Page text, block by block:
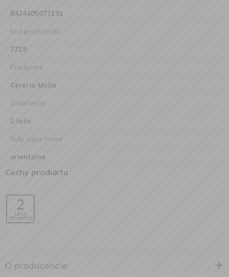
8424405077191
Kod producenta
7719
Producent
Cereria Molla
Gwarancja
2 lata
Nuty zapachowe
orientalne
Cechy produktu
O producencie